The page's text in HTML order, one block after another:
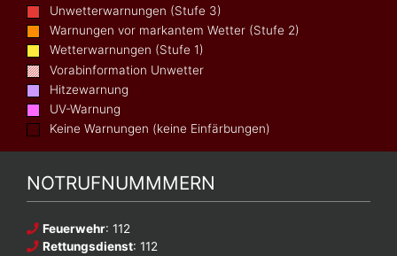
Unwetterwarnungen (Stufe 3)
Warnungen vor markantem Wetter (Stufe 2)
Wetterwarnungen (Stufe 1)
Vorabinformation Unwetter
Hitzewarnung
UV-Warnung
Keine Warnungen (keine Einfärbungen)
NOTRUFNUMMMERN
Feuerwehr: 112
Rettungsdienst: 112